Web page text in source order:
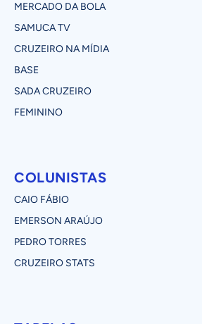
MERCADO DA BOLA
SAMUCA TV
CRUZEIRO NA MÍDIA
BASE
SADA CRUZEIRO
FEMININO
COLUNISTAS
CAIO FÁBIO
EMERSON ARAÚJO
PEDRO TORRES
CRUZEIRO STATS